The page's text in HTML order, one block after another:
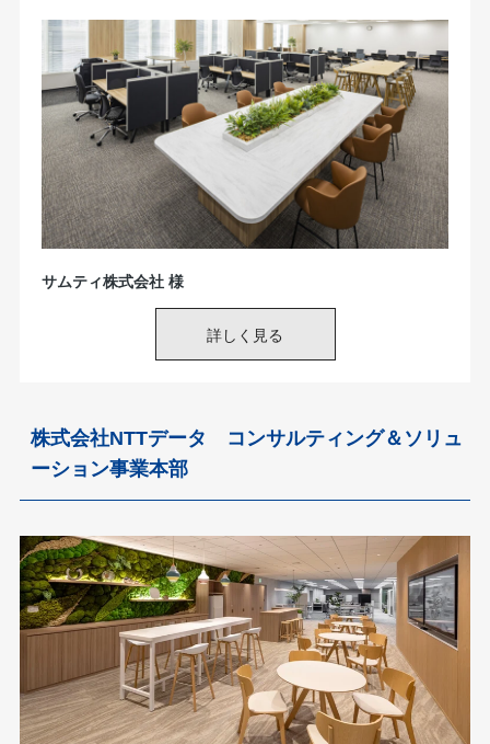
株式会社NTTデータ コンサルティング＆ソリュ
ーション事業本部